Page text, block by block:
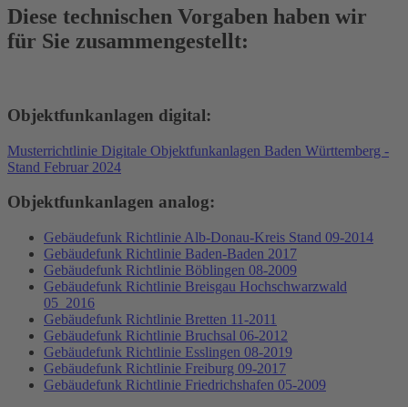
Diese technischen Vorgaben haben wir
für Sie zusammengestellt:
Objektfunkanlagen digital:
Musterrichtlinie Digitale Objektfunkanlagen Baden Württemberg -
Stand Februar 2024
Objektfunkanlagen analog:
Gebäudefunk Richtlinie Alb-Donau-Kreis Stand 09-2014
Gebäudefunk Richtlinie Baden-Baden 2017
Gebäudefunk Richtlinie Böblingen 08-2009
Gebäudefunk Richtlinie Breisgau Hochschwarzwald
05_2016
Gebäudefunk Richtlinie Bretten 11-2011
Gebäudefunk Richtlinie Bruchsal 06-2012
Gebäudefunk Richtlinie Esslingen 08-2019
Gebäudefunk Richtlinie Freiburg 09-2017
Gebäudefunk Richtlinie Friedrichshafen 05-2009